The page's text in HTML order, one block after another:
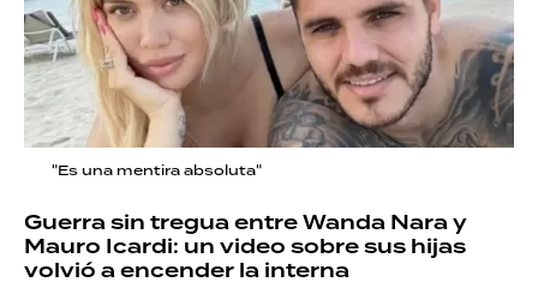
"Es una mentira absoluta"
Guerra sin tregua entre Wanda Nara y
Mauro Icardi: un video sobre sus hijas
volvió a encender la interna